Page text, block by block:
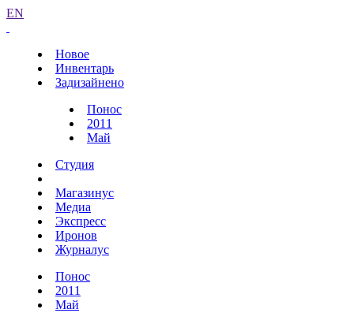
EN
Новое
Инвентарь
Задизайнено
Понос
2011
Май
Студия
Магазинус
Медиа
Экспресс
Иронов
Журналус
Понос
2011
Май